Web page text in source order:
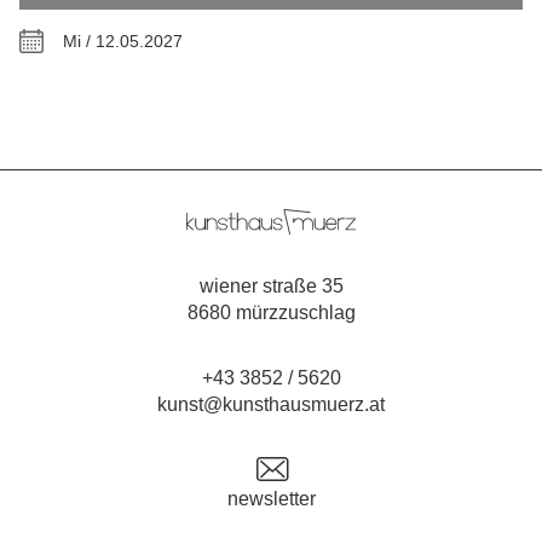
Mi / 12.05.2027
wiener straße 35
8680 mürzzuschlag
+43 3852 / 5620
kunst@kunsthausmuerz.at
newsletter